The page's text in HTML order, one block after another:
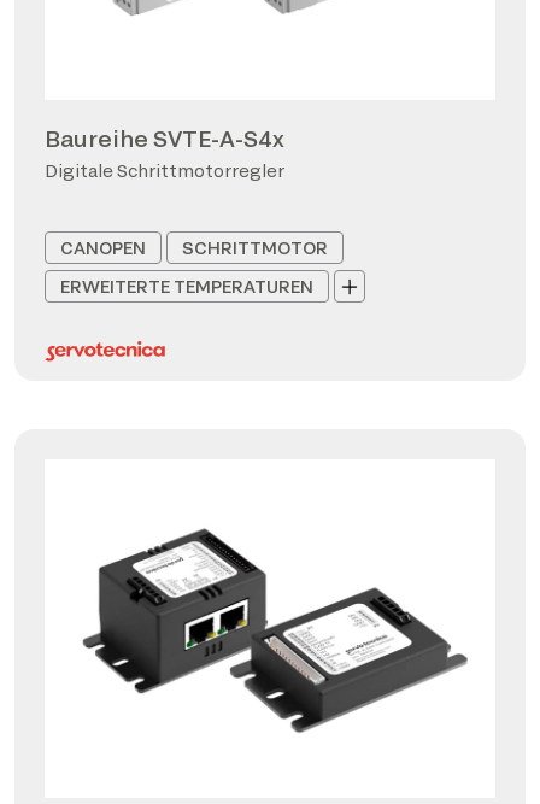
Baureihe SVTE-A-S4x
Digitale Schrittmotorregler
CANOPEN
SCHRITTMOTOR
ERWEITERTE TEMPERATUREN